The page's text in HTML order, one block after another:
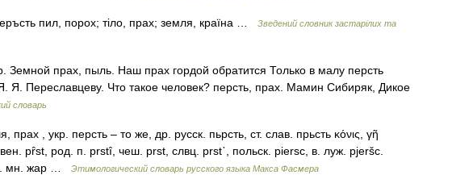
пил, порох; тіло, прах; земля, країна …
Зведений словник застарілих та
Земной прах, пыль. Наш прах гордой обратится Только в малу персть
Я. Переславцеву. Что такое человек? персть, прах. Мамин Сибиряк, Дикое
словарь
, укр. персть – то же, др. русск. пьрсть, ст. слав. прьсть κόνις, γῆ
pȓst, род. п. prstȋ, чеш. prst, слвц. рrst᾽, польск. piersc, в. луж. pjeršc.
мн. жар …
Этимологический словарь русского языка Макса Фасмера